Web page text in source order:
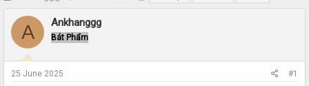
r
a
s
a
r
t
A Ankhanggg
Bát Phẩm
25 June 2025 #1